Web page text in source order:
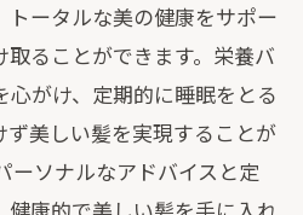
トータルな美の健康をサポー
取ることができます。栄養バ
心がけ、定期的に睡眠をとる
ず美しい髪を実現することが
ーソナルなアドバイスと定